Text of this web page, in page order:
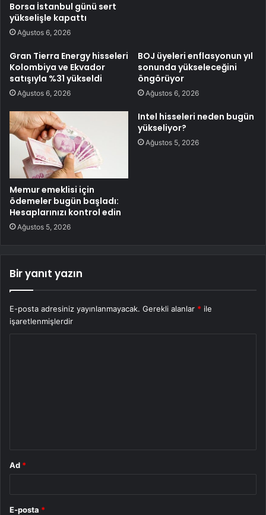
Borsa İstanbul günü sert
yükselişle kapattı
Ağustos 6, 2026
Gran Tierra Energy hisseleri
Kolombiya ve Ekvador
satışıyla %31 yükseldi
Ağustos 6, 2026
BOJ üyeleri enflasyonun yıl
sonunda yükseleceğini
öngörüyor
Ağustos 6, 2026
Memur emeklisi için
ödemeler bugün başladı:
Hesaplarınızı kontrol edin
Ağustos 5, 2026
Intel hisseleri neden bugün
yükseliyor?
Ağustos 5, 2026
Bir yanıt yazın
E-posta adresiniz yayınlanmayacak. Gerekli alanlar * ile
işaretlenmişlerdir
Ad *
E-posta *